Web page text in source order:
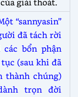
“sannyasin”
đã tách rời
các bổn phận
(sau khi đã
thành chúng)
trọn đời